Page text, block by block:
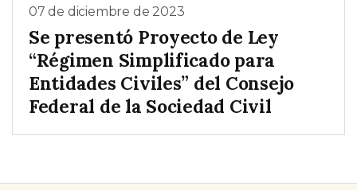
07 de diciembre de 2023
Se presentó Proyecto de Ley
“Régimen Simplificado para
Entidades Civiles” del Consejo
Federal de la Sociedad Civil